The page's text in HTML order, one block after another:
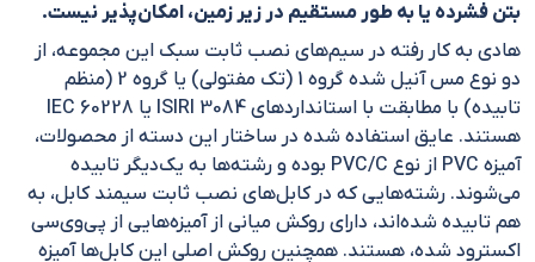
بتن فشرده یا به طور مستقیم در زیر زمین، امکان‌پذیر نیست.
هادی به کار رفته در سیم‌های نصب ثابت سبک این مجموعه، از
دو نوع مس آنیل شده گروه 1 (تک مفتولی) یا گروه 2 (منظم
تابیده) با مطابقت با استاندارد‌های ISIRI 3084 یا IEC 60228
هستند. عایق استفاده شده در ساختار این دسته از محصولات،
آمیزه PVC از نوع PVC/C بوده و رشته‌ها به یک‌دیگر تابیده
می‌شوند. رشته‌هایی که در کابل‌های نصب ثابت سیمند کابل، به
هم تابیده شده‌اند، دارای روکش میانی از آمیزه‌هایی از پی‌وی‌سی
اکسترود شده، هستند. همچنین روکش اصلی این کابل‌ها آمیزه